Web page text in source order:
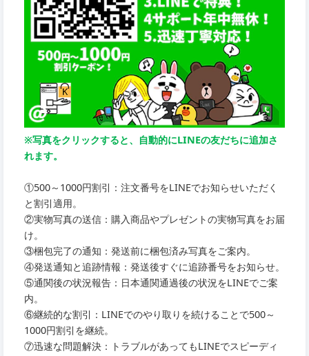
※写真をクリックすると、自動的にLINEの友だちに追加さ
れます。
①500～1000円割引：注文番号をLINEでお知らせいただく
と割引適用。
②実物写真の送信：購入商品やプレゼントの実物写真をお届
け。
③梱包完了の通知：発送前に梱包済み写真をご案内。
④発送通知と追跡情報：発送後すぐに追跡番号をお知らせ。
⑤通関後の状況報告：日本通関通過後の状況をLINEでご案
内。
⑥継続的な割引：LINEでのやり取りを続けることで500～
1000円割引を継続。
⑦迅速な問題解決：トラブルがあってもLINEでスピーディ